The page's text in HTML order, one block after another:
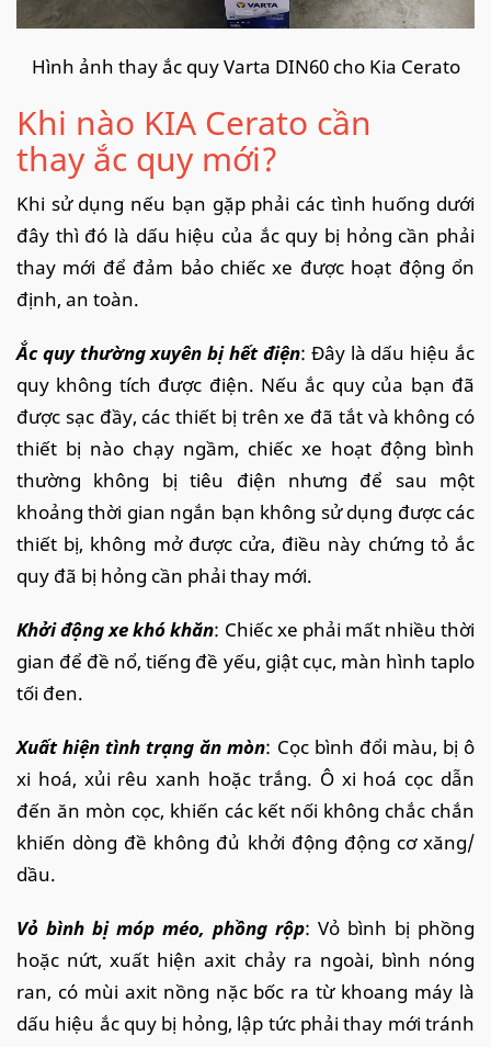
Hình ảnh thay ắc quy Varta DIN60 cho Kia Cerato
Khi nào KIA Cerato cần
thay ắc quy mới?
Khi sử dụng nếu bạn gặp phải các tình huống dưới
đây thì đó là dấu hiệu của ắc quy bị hỏng cần phải
thay mới để đảm bảo chiếc xe được hoạt động ổn
định, an toàn.
Ắc quy thường xuyên bị hết điện: Đây là dấu hiệu ắc
quy không tích được điện. Nếu ắc quy của bạn đã
được sạc đầy, các thiết bị trên xe đã tắt và không có
thiết bị nào chạy ngầm, chiếc xe hoạt động bình
thường không bị tiêu điện nhưng để sau một
khoảng thời gian ngắn bạn không sử dụng được các
thiết bị, không mở được cửa, điều này chứng tỏ ắc
quy đã bị hỏng cần phải thay mới.
Khởi động xe khó khăn: Chiếc xe phải mất nhiều thời
gian để đề nổ, tiếng đề yếu, giật cục, màn hình taplo
tối đen.
Xuất hiện tình trạng ăn mòn: Cọc bình đổi màu, bị ô
xi hoá, xủi rêu xanh hoặc trắng. Ô xi hoá cọc dẫn
đến ăn mòn cọc, khiến các kết nối không chắc chắn
khiến dòng đề không đủ khởi động động cơ xăng/
dầu.
Vỏ bình bị móp méo, phồng rộp: Vỏ bình bị phồng
hoặc nứt, xuất hiện axit chảy ra ngoài, bình nóng
ran, có mùi axit nồng nặc bốc ra từ khoang máy là
dấu hiệu ắc quy bị hỏng, lập tức phải thay mới tránh